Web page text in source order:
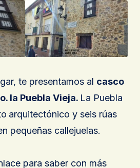
te presentamos al casco
la Puebla Vieja. La Puebla
arquitectónico y seis rúas
pequeñas callejuelas.
para saber con más